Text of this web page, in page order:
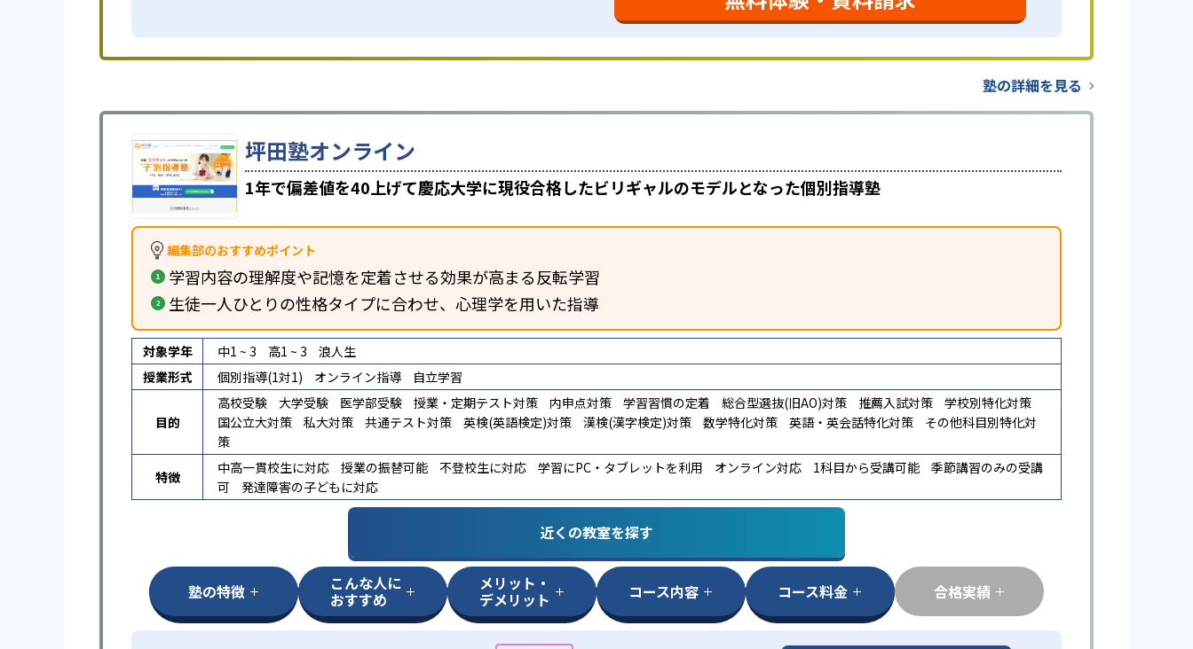
塾の詳細を見る
坪田塾オンライン
1年で偏差値を40上げて慶応大学に現役合格したビリギャルのモデルとなった個別指導塾
編集部のおすすめポイント
学習内容の理解度や記憶を定着させる効果が高まる反転学習
生徒一人ひとりの性格タイプに合わせ、心理学を用いた指導
対象学年 中1 ~ 3 高1 ~ 3
浪人生
授業形式
個別指導(1対1) オンライン指導 自立学習
目的
高校受験 大学受験 医学部受験 授業・定期テスト対策 内申点対策 学習習慣の定着 総合型選抜(旧AO)対策 推薦入試対策
学校別特化対策
国公立大対策
私大対策 共通テスト対策 英検(英語検定)対策 漢検(漢字検定)対策 数学特化対策 英語・英会話特化対策
その他科目別特化対
策
特徴
中高一貫校生に対応 授業の振替可能 不登校生に対応 学習にPC・タブレットを利用 オンライン対応 1科目から受講可能
季節講習のみの受講
可
発達障害の子どもに対応
近くの教室を探す
塾の特徴 こんな人に
おすすめ
メリット・
デメリット コース内容 コース料金 合格実績